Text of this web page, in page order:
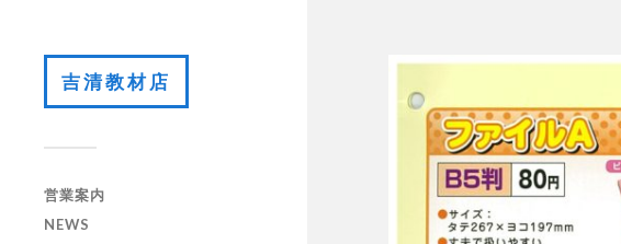
吉清教材店
営業案内
NEWS